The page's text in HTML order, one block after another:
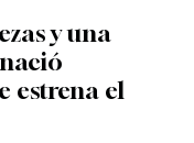
y una
estrena el